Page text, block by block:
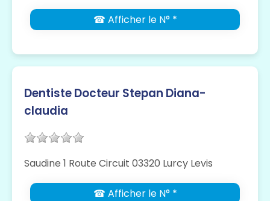
☎ Afficher le N° *
Dentiste Docteur Stepan Diana-
claudia
Saudine 1 Route Circuit 03320 Lurcy Levis
☎ Afficher le N° *